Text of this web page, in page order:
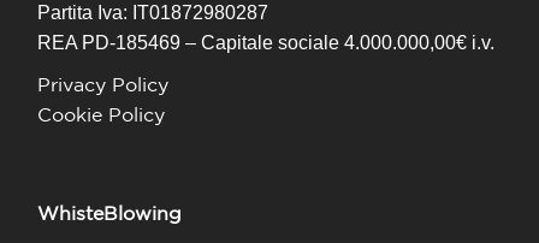
Partita Iva: IT01872980287
REA PD-185469 – Capitale sociale 4.000.000,00€ i.v.
Privacy Policy
Cookie Policy
WhisteBlowing